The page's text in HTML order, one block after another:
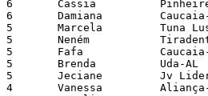
6    	Cassia         	Pinheirense-PA
6    	Damiana        	Caucaia-CE
5    	Marcela        	Tuna Luso-PA
5    	Neném          	Tiradentes-PI
5    	Fafa           	Caucaia-CE
5    	Brenda         	Uda-AL
5    	Jeciane        	Jv Lideral-MA
4    	Vanessa        	Aliança-GO